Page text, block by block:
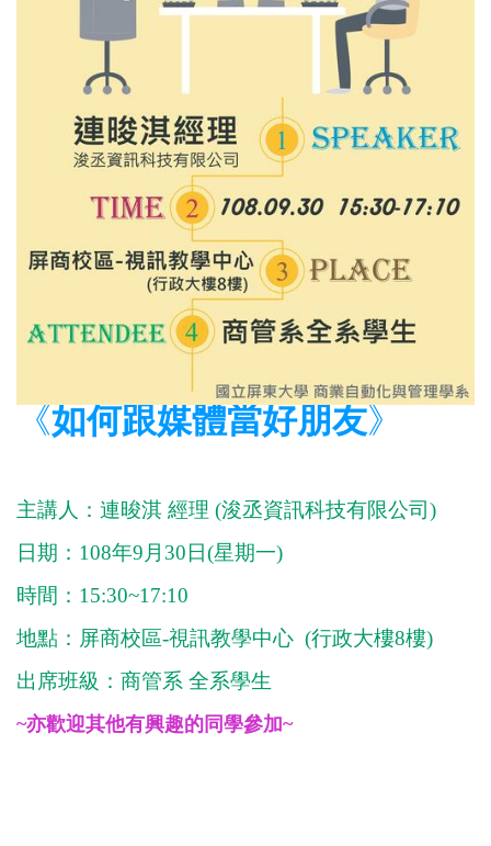
《如何跟媒體當好朋友》
主講人：連晙淇 經理 (浚丞資訊科技有限公司)
日期：108年9月30日(星期一)
時間：15:30~17:10
地點：屏商校區-視訊教學中心 (行政大樓8樓)
出席班級：商管系 全系學生
~亦歡迎其他有興趣的同學參加~